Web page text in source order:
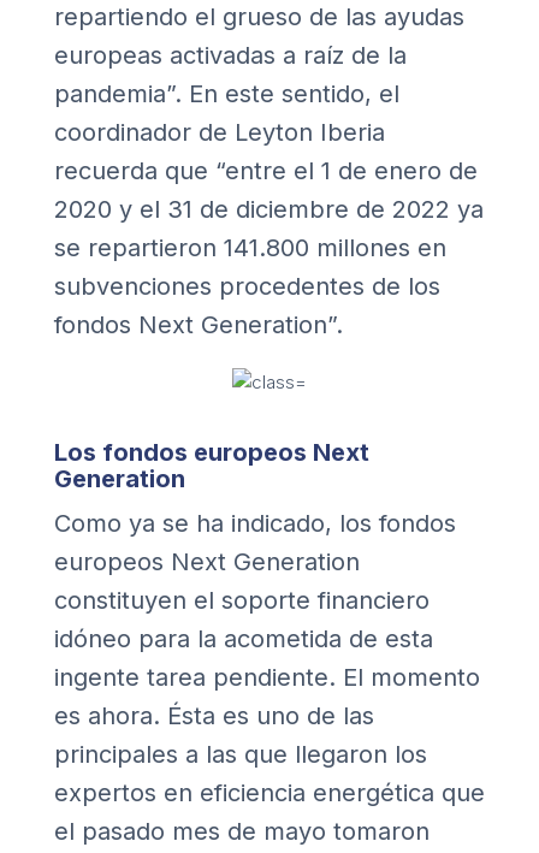
repartiendo el grueso de las ayudas
europeas activadas a raíz de la
pandemia”. En este sentido, el
coordinador de Leyton Iberia
recuerda que “entre el 1 de enero de
2020 y el 31 de diciembre de 2022 ya
se repartieron 141.800 millones en
subvenciones procedentes de los
fondos Next Generation”.
Los fondos europeos Next
Generation
Como ya se ha indicado, los fondos
europeos Next Generation
constituyen el soporte financiero
idóneo para la acometida de esta
ingente tarea pendiente. El momento
es ahora. Ésta es uno de las
principales a las que llegaron los
expertos en eficiencia energética que
el pasado mes de mayo tomaron